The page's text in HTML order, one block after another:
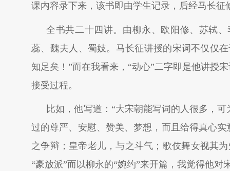
课内容录下来，该书即由学生记录，后经马长征
全书共二十四讲。由柳永、欧阳修、苏轼
蕊、魏夫人、蜀妓。马长征讲授的宋词不仅仅
知足矣！”而在我看来，“动心”二字即是他讲授
接受过程。
比如，他写道：“大宋朝能写词的人很多，
过的尊严、安慰、赞美、梦想，而且给得真心
之争辩；皇帝老儿，与之斗气；歌伎舞女视其
“豪放派”而以柳永的“婉约”来开篇，我觉得他